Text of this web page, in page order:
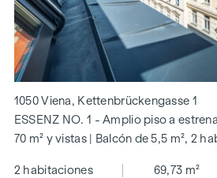
1050 Viena, Kettenbrückengasse 1
ESSENZ NO. 1 - Amplio piso a
70 m² y vistas | Balcón de 5,5 m², 2
2 habitaciones 69,73 m²